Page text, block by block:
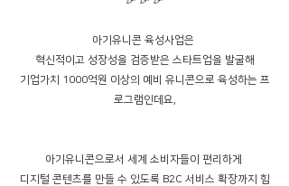
아기유니콘 육성사업은
혁신적이고 성장성을 검증받은 스타트업을 발굴해
기업가치 1000억원 이상의 예비 유니콘으로 육성하는 프
로그램인데요,
아기유니콘으로서 세계 소비자들이 편리하게
디지털 콘텐츠를 만들 수 있도록 B2C 서비스 확장까지 힘